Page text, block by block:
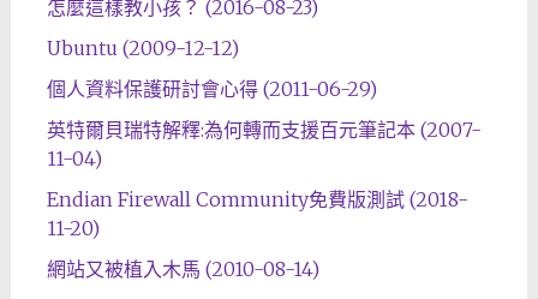
怎麼這樣教小孩？ (2016-08-23)
Ubuntu (2009-12-12)
個人資料保護研討會心得 (2011-06-29)
英特爾貝瑞特解釋:為何轉而支援百元筆記本 (2007-
11-04)
Endian Firewall Community免費版測試 (2018-
11-20)
網站又被植入木馬 (2010-08-14)